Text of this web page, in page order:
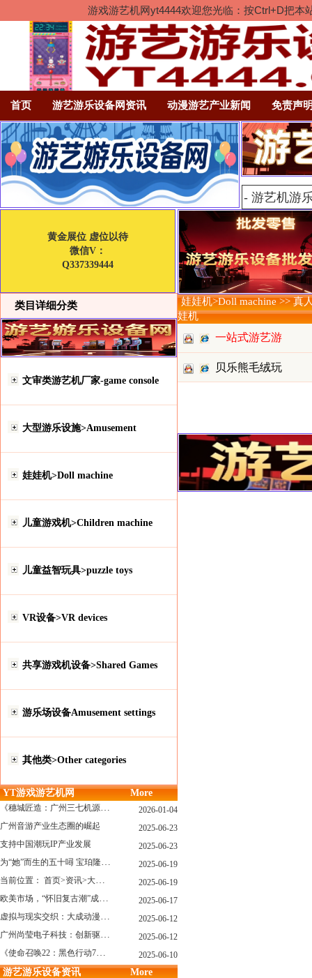
游戏游艺机网yt4444欢迎您光临：按Ctrl+D把
首页 游艺游乐设备网资讯 动漫游艺产业新闻 免责声
黄金展位 虚位以待
微信V：
Q337339444
类目详细分类
文审类游艺机厂家-game console
大型游乐设施>Amusement
娃娃机>Doll machine
儿童游戏机>Children machine
儿童益智玩具>puzzle toys
VR设备>VR devices
共享游戏机设备>Shared Games
游乐场设备Amusement settings
其他类>Other categories
YT游戏游艺机网
More
《穗城匠造：广州三七机源头的工厂店密码》
2026-01-04
广州音游产业生态圈的崛起
2025-06-23
支持中国潮玩IP产业发展
2025-06-23
为“她”而生的五十噚 宝珀隆重推出全新五十噚女士潜水腕表 2025-06-19
当前位置： 首页>资讯>大型游戏展览和新游戏厅6月大温揭幕 大型游戏展览和新游戏厅6月大温揭幕 2025-06-19
欧美市场，“怀旧复古潮”成今年爆火！ 2025-06-17
虚拟与现实交织：大成动漫如何用"数字工匠精神"重塑游艺产业价值生态 2025-06-12
广州尚莹电子科技：创新驱动，引领游艺产业智能化新浪潮 2025-06-12
《使命召唤22：黑色行动7》战役模式传闻引不满:玩家将扮演无名士兵 2025-06-10
游艺游乐设备资讯
More
娃娃机>Doll machine >> 真
娃机
一站式游艺游
乐设备采贝乐熊毛绒玩